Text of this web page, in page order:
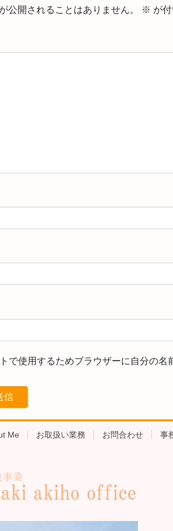
公開されることはありません。 ※ が
で使用するためブラウザーに自分の名
Me お取扱い業務 お問合わせ 事